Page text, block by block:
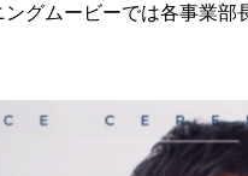
グムービーでは各事業部